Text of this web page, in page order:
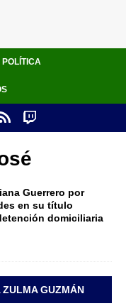
POLÍTICA
Guerrero por
en su título
domiciliaria
ZULMA GUZMÁN